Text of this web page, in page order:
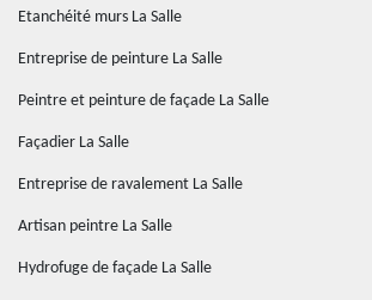
Etanchéité murs La Salle
Entreprise de peinture La Salle
Peintre et peinture de façade La Salle
Façadier La Salle
Entreprise de ravalement La Salle
Artisan peintre La Salle
Hydrofuge de façade La Salle